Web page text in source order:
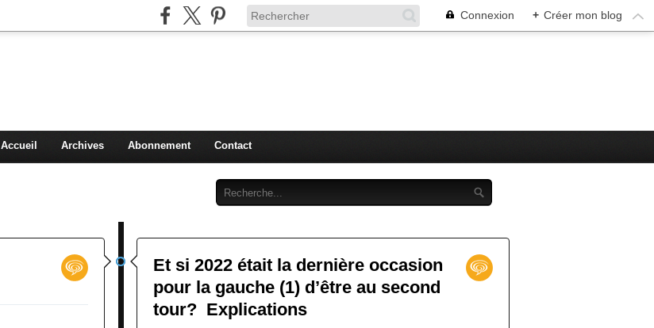
Connexion + Créer mon blog
Accueil Archives Abonnement Contact
Et si 2022 était la dernière occasion
pour la gauche (1) d’être au second
tour? Explications